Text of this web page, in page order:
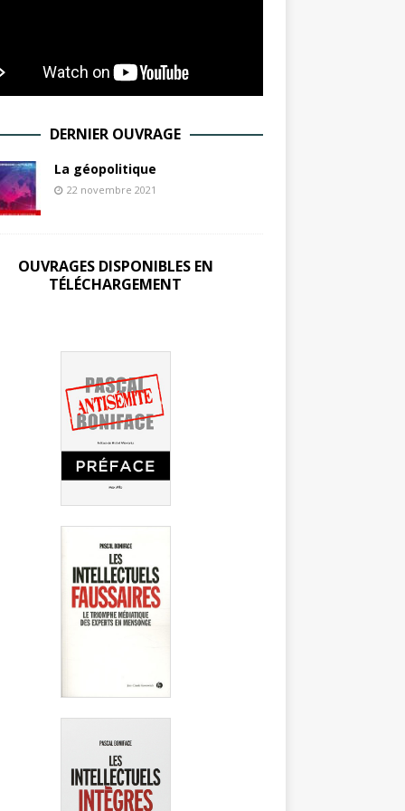
DERNIER OUVRAGE
La géopolitique
22 novembre 2021
OUVRAGES DISPONIBLES EN
TÉLÉCHARGEMENT